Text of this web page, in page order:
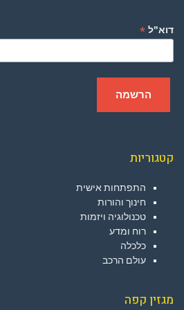
דוא"ל *
קטגוריות
התפתחות אישית
חינוך והורות
טכנולוגיה ויזמות
רוח ומדע
כלכלה
עולם הרכב
מגזין קפה